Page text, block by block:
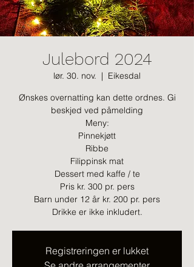
Julebord 2024
lør. 30. nov.
  |
Eikesdal
Ønskes overnatting kan dette ordnes. Gi
beskjed ved påmelding
Meny:
Pinnekjøtt
Ribbe
Filippinsk mat
Dessert med kaffe / te
Pris kr. 300 pr. pers
Barn under 12 år kr. 200 pr. pers
Drikke er ikke inkludert.
Registreringen er lukket